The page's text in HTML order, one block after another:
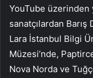
YouTube üzerinden
sanatçılardan
Lara İstanbul Bilgi
Müzesi’nde,
Nova Norda ve